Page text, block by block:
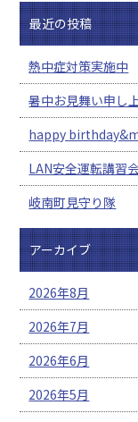
最近の投稿
熱中症対策実施中
暑中お見舞い申し
happy
LAN安全運転講習
岐南町見守り隊
アーカイブ
2026年8月
2026年7月
2026年6月
2026年5月